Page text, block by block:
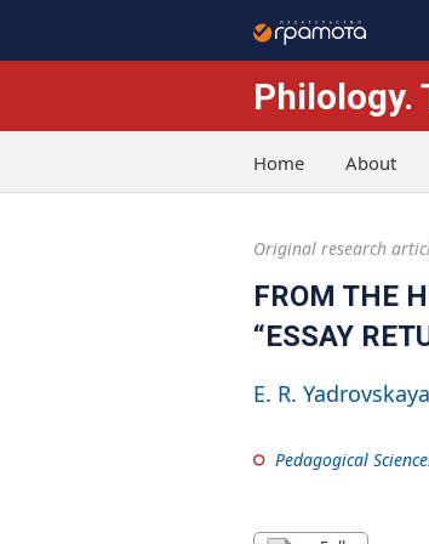
Philology.
Home About
Original research
FROM THE
“ESSAY
E. R. Yadrovskaya
Pedagogical